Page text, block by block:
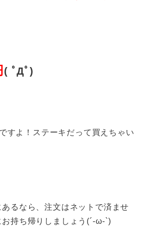
( ﾟДﾟ)
すよ！ステーキだって買えちゃい
あるなら、注文はネットで済ませ
持ち帰りしましょう(´-ω-`)